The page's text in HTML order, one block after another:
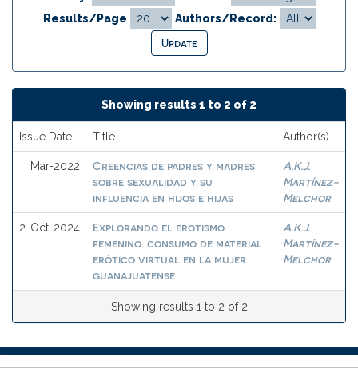
Results/Page
Authors/Record:
Showing results 1 to 2 of 2
Issue Date Title Author(s)
Mar-2022
Creencias de padres y madres
sobre sexualidad y su
influencia en hijos e hijas
A.K.J.
Martínez-
Melchor
2-Oct-2024
Explorando el erotismo
femenino: consumo de material
erótico virtual en la mujer
guanajuatense
A.K.J.
Martínez-
Melchor
Showing results 1 to 2 of 2